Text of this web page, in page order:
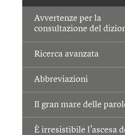
Avvertenze per la
consultazione del
Ricerca avanzata
Abbreviazioni
Il gran mare delle
È irresistibile l’ascesa